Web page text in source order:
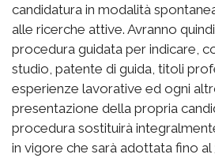
candidatura in modalità
alle ricerche attive. Avranno
procedura guidata per indicare,
studio, patente di guida, titoli
esperienze lavorative ed ogni
presentazione della propria
procedura sostituirà
in vigore che sarà adottata fino al